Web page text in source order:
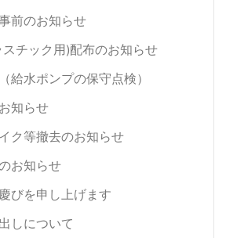
前のお知らせ
チック用)配布のお知らせ
給水ポンプの保守点検）
知らせ
ク等撤去のお知らせ
お知らせ
びを申し上げます
しについて